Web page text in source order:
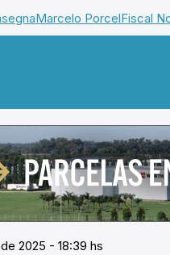
Marcelo PorcelFiscal
2025 - 18:39 hs